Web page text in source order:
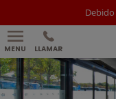
Debido a
MENU LLAMAR